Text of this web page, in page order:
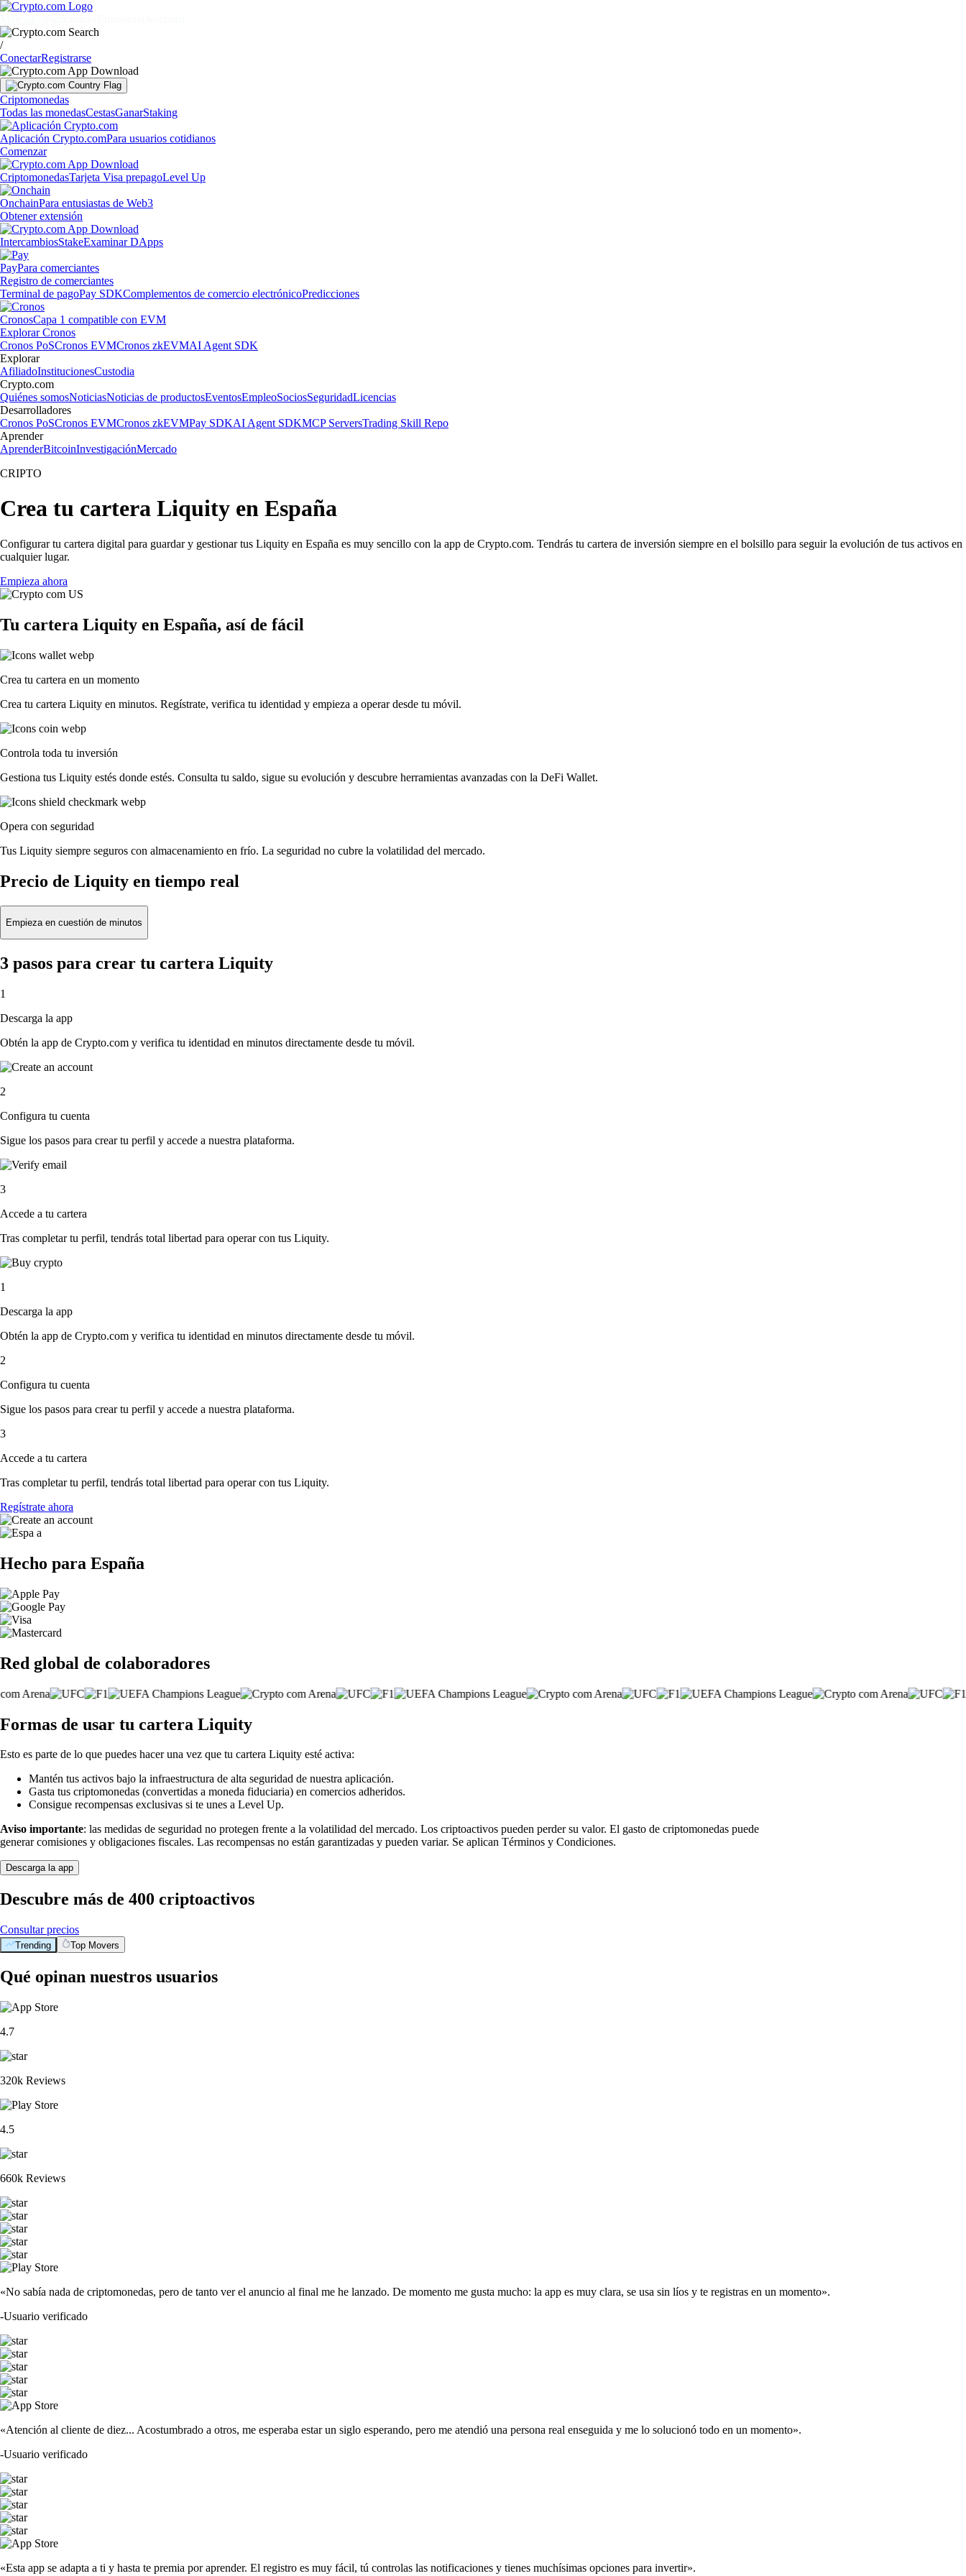
/
ConectarRegistrarse
Criptomonedas
Todas las monedasCestasGanarStaking
Aplicación Crypto.comPara usuarios cotidianos
Comenzar
CriptomonedasTarjeta Visa prepagoLevel Up
OnchainPara entusiastas de Web3
Obtener extensión
IntercambiosStakeExaminar DApps
PayPara comerciantes
Registro de comerciantes
Terminal de pagoPay SDKComplementos de comercio electrónicoPredicciones
CronosCapa 1 compatible con EVM
Explorar Cronos
Cronos PoSCronos EVMCronos zkEVMAI Agent SDK
Explorar
AfiliadoInstitucionesCustodia
Crypto.com
Quiénes somosNoticiasNoticias de productosEventosEmpleoSociosSeguridadLicencias
Desarrolladores
Cronos PoSCronos EVMCronos zkEVMPay SDKAI Agent SDKMCP ServersTrading Skill Repo
Aprender
AprenderBitcoinInvestigaciónMercado
CRIPTO
Crea tu cartera Liquity en España
Configurar tu cartera digital para guardar y gestionar tus Liquity en España es muy sencillo con la app de Crypto.com. Tendrás tu cartera de inversión siempre en el bolsillo para seguir la evolución de tus activos en
cualquier lugar.
Empieza ahora
Tu cartera Liquity en España, así de fácil
Crea tu cartera en un momento
Crea tu cartera Liquity en minutos. Regístrate, verifica tu identidad y empieza a operar desde tu móvil.
Controla toda tu inversión
Gestiona tus Liquity estés donde estés. Consulta tu saldo, sigue su evolución y descubre herramientas avanzadas con la DeFi Wallet.
Opera con seguridad
Tus Liquity siempre seguros con almacenamiento en frío. La seguridad no cubre la volatilidad del mercado.
Precio de Liquity en tiempo real
Empieza en cuestión de minutos
3 pasos para crear tu cartera Liquity
1
Descarga la app
Obtén la app de Crypto.com y verifica tu identidad en minutos directamente desde tu móvil.
2
Configura tu cuenta
Sigue los pasos para crear tu perfil y accede a nuestra plataforma.
3
Accede a tu cartera
Tras completar tu perfil, tendrás total libertad para operar con tus Liquity.
1
Descarga la app
Obtén la app de Crypto.com y verifica tu identidad en minutos directamente desde tu móvil.
2
Configura tu cuenta
Sigue los pasos para crear tu perfil y accede a nuestra plataforma.
3
Accede a tu cartera
Tras completar tu perfil, tendrás total libertad para operar con tus Liquity.
Regístrate ahora
Hecho para España
Red global de colaboradores
Formas de usar tu cartera Liquity
Esto es parte de lo que puedes hacer una vez que tu cartera Liquity esté activa:
Mantén tus activos bajo la infraestructura de alta seguridad de nuestra aplicación.
Gasta tus criptomonedas (convertidas a moneda fiduciaria) en comercios adheridos.
Consigue recompensas exclusivas si te unes a Level Up.
Aviso importante: las medidas de seguridad no protegen frente a la volatilidad del mercado. Los criptoactivos pueden perder su valor. El gasto de criptomonedas puede
generar comisiones y obligaciones fiscales. Las recompensas no están garantizadas y pueden variar. Se aplican Términos y Condiciones.
Descarga la app
Descubre más de 400 criptoactivos
Consultar precios
Trending Top Movers
Qué opinan nuestros usuarios
4.7
320k Reviews
4.5
660k Reviews
«No sabía nada de criptomonedas, pero de tanto ver el anuncio al final me he lanzado. De momento me gusta mucho: la app es muy clara, se usa sin líos y te registras en un momento».
-Usuario verificado
«Atención al cliente de diez... Acostumbrado a otros, me esperaba estar un siglo esperando, pero me atendió una persona real enseguida y me lo solucionó todo en un momento».
-Usuario verificado
«Esta app se adapta a ti y hasta te premia por aprender. El registro es muy fácil, tú controlas las notificaciones y tienes muchísimas opciones para invertir».